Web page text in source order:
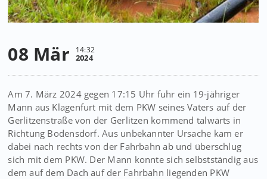
08 Mär 14:32
2024
Am 7. März 2024 gegen 17:15 Uhr fuhr ein 19-jähriger
Mann aus Klagenfurt mit dem PKW seines Vaters auf der
Gerlitzenstraße von der Gerlitzen kommend talwärts in
Richtung Bodensdorf. Aus unbekannter Ursache kam er
dabei nach rechts von der Fahrbahn ab und überschlug
sich mit dem PKW. Der Mann konnte sich selbstständig aus
dem auf dem Dach auf der Fahrbahn liegenden PKW